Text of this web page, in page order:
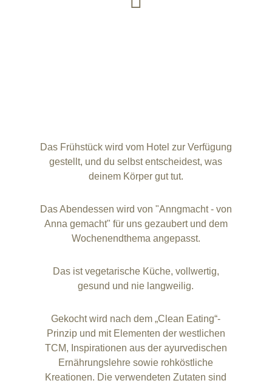
Das Frühstück wird vom Hotel zur Verfügung
gestellt, und du selbst entscheidest, was
deinem Körper gut tut.
Das Abendessen wird von "Anngmacht - von
Anna gemacht" für uns gezaubert und dem
Wochenendthema angepasst.
Das ist vegetarische Küche, vollwertig,
gesund und nie langweilig.
Gekocht wird nach dem „Clean Eating“-
Prinzip und mit Elementen der westlichen
TCM, Inspirationen aus der ayurvedischen
Ernährungslehre sowie rohköstliche
Kreationen. Die verwendeten Zutaten sind